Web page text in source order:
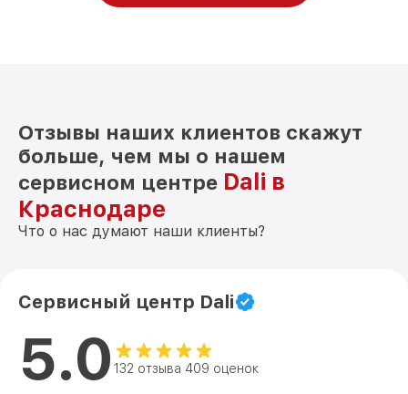
Отзывы наших клиентов скажут
больше, чем мы о нашем
сервисном центре Dali в
Краснодаре
Что о нас думают наши клиенты?
Сервисный центр Dali
5.0 132 отзыва 409 оценок